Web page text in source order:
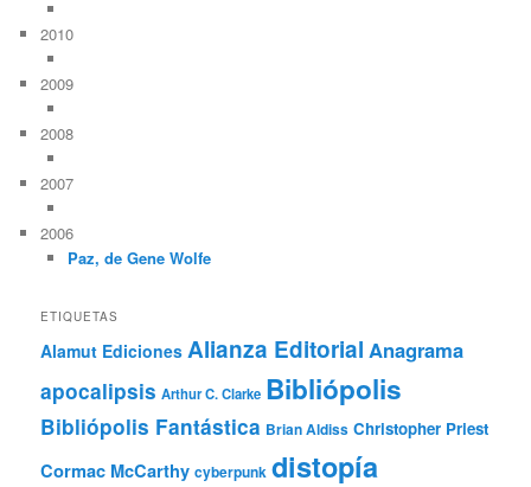
2010
2009
2008
2007
2006
Paz, de Gene Wolfe
ETIQUETAS
Alamut Ediciones Alianza Editorial Anagrama
apocalipsis Arthur C. Clarke Bibliópolis
Bibliópolis Fantástica Brian Aldiss Christopher Priest
Cormac McCarthy cyberpunk distopía